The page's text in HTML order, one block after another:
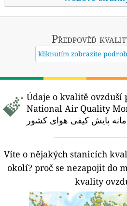
Předpověď
kliknutím zobrazíte
Údaje o kvalitě ovzduší
National Air Quality
Víte o nějakých stanicích
okolí? proč se nezapojit do
kvality